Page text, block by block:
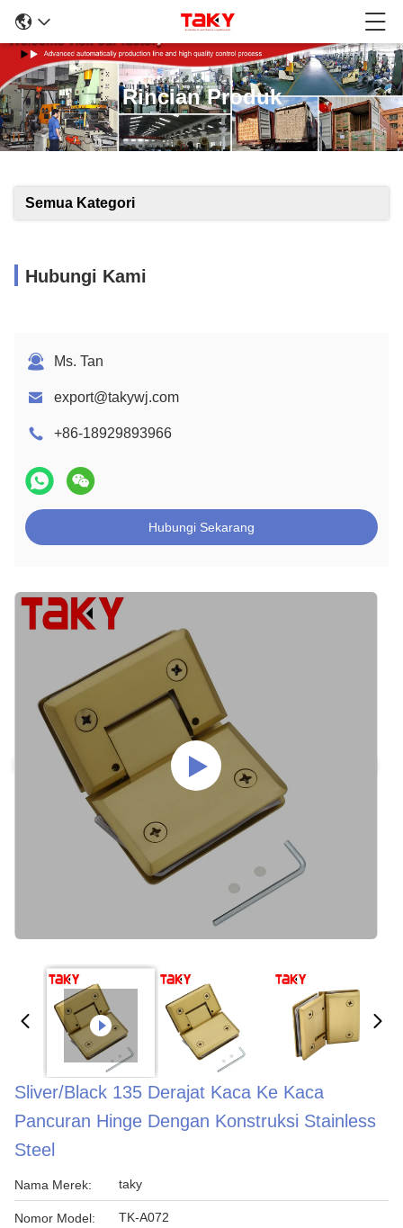
Rincian Produk
Semua Kategori
Hubungi Kami
Ms. Tan
export@takywj.com
+86-18929893966
Hubungi Sekarang
Sliver/Black 135 Derajat Kaca Ke Kaca
Pancuran Hinge Dengan Konstruksi Stainless
Steel
Nama Merek: taky
Nomor Model: TK-A072